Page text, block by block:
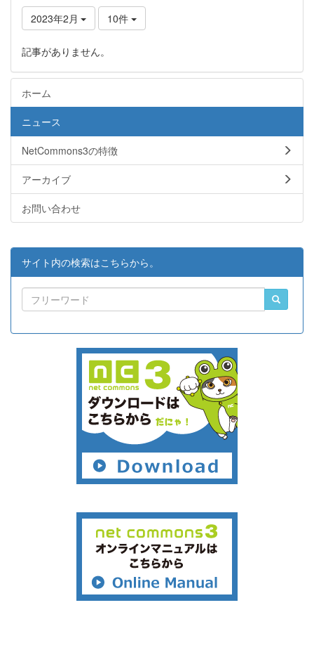
2023年2月 10件
記事がありません。
ホーム
ニュース
NetCommons3の特徴
アーカイブ
お問い合わせ
サイト内の検索はこちらから。